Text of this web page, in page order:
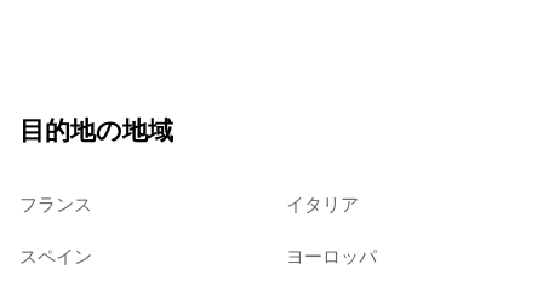
目的地の地域
フランス イタリア
スペイン ヨーロッパ